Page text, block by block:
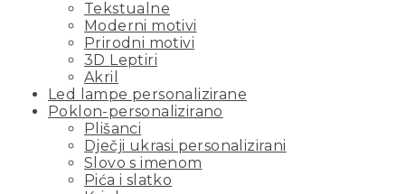
Tekstualne
Moderni motivi
Prirodni motivi
3D Leptiri
Akril
Led lampe personalizirane
Poklon-personalizirano
Plišanci
Dječji ukrasi personalizirani
Slovo s imenom
Pića i slatko